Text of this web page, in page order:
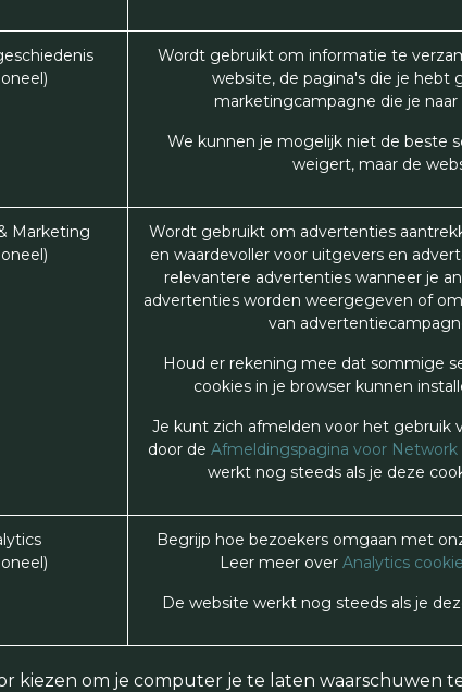
Wordt gebruikt om informatie te
website, de pagina's die je hebt
marketingcampagne die je
We kunnen je mogelijk niet de beste
weigert, maar de
Marketing
Wordt gebruikt om advertenties
en waardevoller voor uitgevers en
relevantere advertenties wanneer je
advertenties worden weergegeven of
van
Houd er rekening mee dat sommige
cookies in je browser kunnen
Je kunt zich afmelden voor het gebruik
door de Afmeldingspagina voor
werkt nog steeds als je deze
Begrijp hoe bezoekers omgaan met
Leer meer over Analytics
De website werkt nog steeds als je
kiezen om je computer je te laten waarschuwen